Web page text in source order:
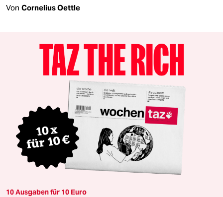
Von Cornelius Oettle
10 Ausgaben für 10 Euro